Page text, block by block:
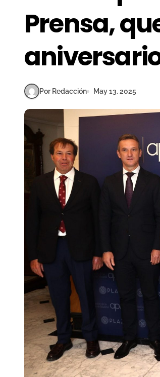
Prensa,
Por Redacción May 13, 2025